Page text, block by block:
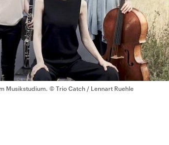
Musikstudium. © Trio Catch / Lennart Ruehle